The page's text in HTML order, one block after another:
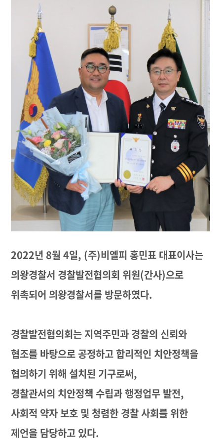
2022년 8월 4일, (주)비엘피 홍민표 대표이사는
의왕경찰서 경찰발전협의회 위원(간사)으로
위촉되어 의왕경찰서를 방문하였다.
경찰발전협의회는 지역주민과 경찰의 신뢰와
협조를 바탕으로 공정하고 합리적인 치안정책을
협의하기 위해 설치된 기구로써,
경찰관서의 치안정책 수립과 행정업무 발전,
사회적 약자 보호 및 청렴한 경찰 사회를 위한
제언을 담당하고 있다.